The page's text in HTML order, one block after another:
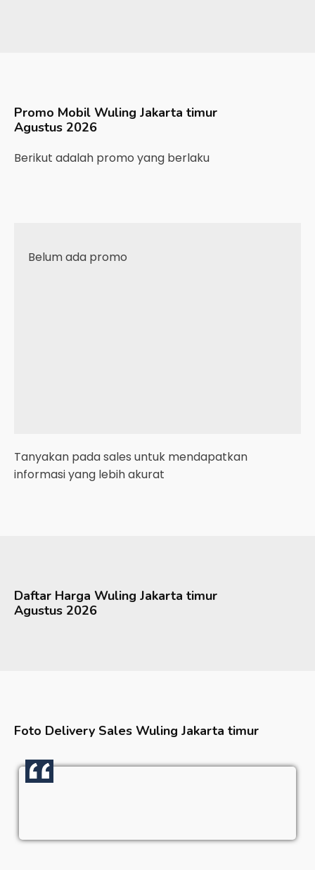
Promo Mobil Wuling Jakarta timur
Agustus 2026
Berikut adalah promo yang berlaku
Belum ada promo
Tanyakan pada sales untuk mendapatkan
informasi yang lebih akurat
Daftar Harga Wuling Jakarta timur
Agustus 2026
Foto Delivery Sales Wuling Jakarta timur